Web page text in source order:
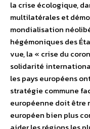
la crise écologique,
multilatérales et
mondialisation
hégémoniques des
vue, la « crise du
solidarité
les pays européens
stratégie commune
européenne doit être
européen bien plus